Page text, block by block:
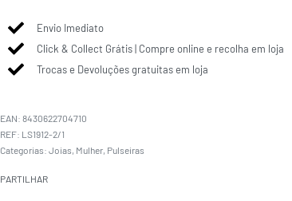
Envio Imediato
Click & Collect Grátis | Compre online e recolha em loja
Trocas e Devoluções gratuitas em loja
EAN:8430622704710
LS1912-2/1
Categorias:Joias, Mulher, Pulseiras
PARTILHAR